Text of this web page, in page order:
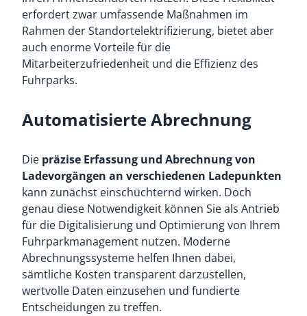
erfordert zwar umfassende Maßnahmen im
Rahmen der Standortelektrifizierung, bietet aber
auch enorme Vorteile für die
Mitarbeiterzufriedenheit und die Effizienz des
Fuhrparks.
Automatisierte Abrechnung
Die präzise Erfassung und Abrechnung von
Ladevorgängen an verschiedenen Ladepunkten
kann zunächst einschüchternd wirken. Doch
genau diese Notwendigkeit können Sie als Antrieb
für die Digitalisierung und Optimierung von Ihrem
Fuhrparkmanagement nutzen. Moderne
Abrechnungssysteme helfen Ihnen dabei,
sämtliche Kosten transparent darzustellen,
wertvolle Daten einzusehen und fundierte
Entscheidungen zu treffen.